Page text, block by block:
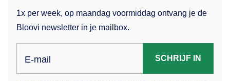
1x per week, op maandag voormiddag ontvang je de
Bloovi newsletter in je mailbox.
E-mail SCHRIJF IN